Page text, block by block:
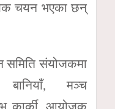
चयन भएका छन्
समिति संयोजकमा
बानियाँ, मञ्च